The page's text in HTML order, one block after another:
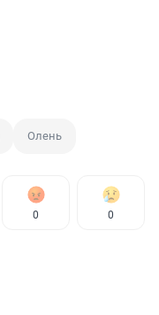
Олень
0 0